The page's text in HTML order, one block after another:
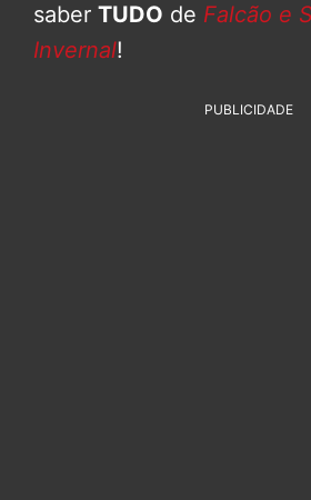
saber TUDO de Falcão e
Invernal!
PUBLICIDADE